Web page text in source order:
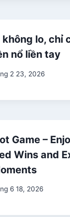
không lo, chỉ
nổ liền tay
2 23, 2026
Game –
Wins and
6 18, 2026